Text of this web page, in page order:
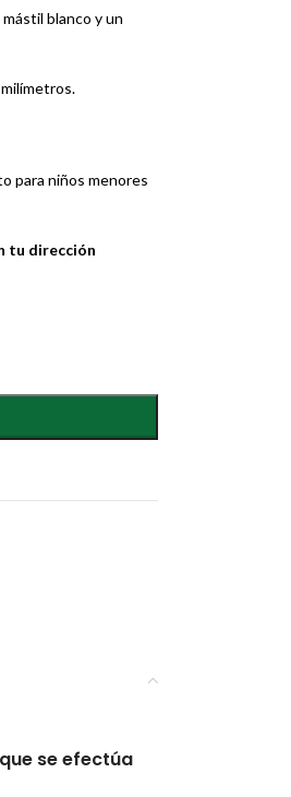
blanco y un
para niños menores
tu dirección
se efectúa